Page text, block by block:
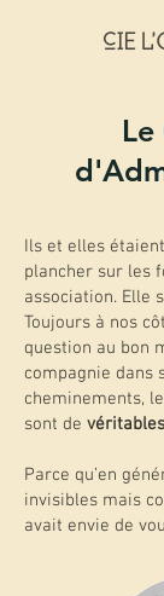
Le
Ils et elles
plancher sur les
association. Elle
Toujours à nos
question au bon
compagnie dans
cheminements,
sont de
Parce qu’en
invisibles mais
avait envie de